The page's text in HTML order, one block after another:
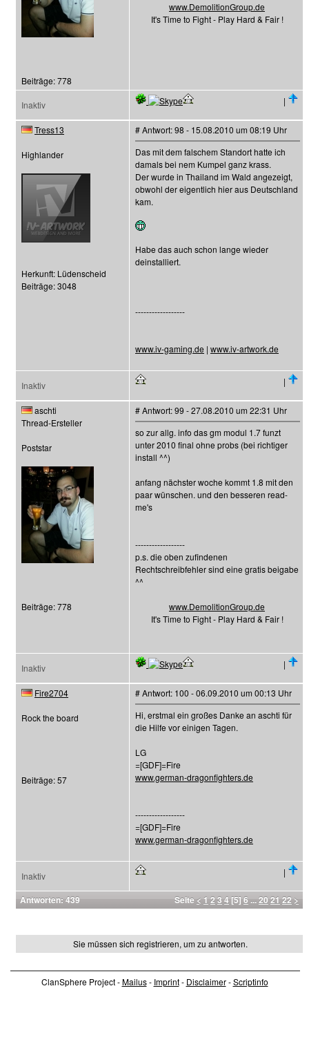
Beiträge: 778
www.DemolitionGroup.de
It's Time to Fight - Play Hard & Fair !
Inaktiv |
Tress13
Highlander
Herkunft: Lüdenscheid
Beiträge: 3048
# Antwort: 98 - 15.08.2010 um 08:19 Uhr
Das mit dem falschem Standort hatte ich
damals bei nem Kumpel ganz krass.
Der wurde in Thailand im Wald angezeigt,
obwohl der eigentlich hier aus Deutschland
kam.
Habe das auch schon lange wieder
deinstalliert.
------------------
www.iv-gaming.de | www.iv-artwork.de
Inaktiv |
aschti
Thread-Ersteller
Poststar
Beiträge: 778
# Antwort: 99 - 27.08.2010 um 22:31 Uhr
so zur allg. info das gm modul 1.7 funzt
unter 2010 final ohne probs (bei richtiger
install ^^)
anfang nächster woche kommt 1.8 mit den
paar wünschen. und den besseren read-
me's
------------------
p.s. die oben zufindenen
Rechtschreibfehler sind eine gratis beigabe
^^
www.DemolitionGroup.de
It's Time to Fight - Play Hard & Fair !
Inaktiv |
Fire2704
Rock the board
Beiträge: 57
# Antwort: 100 - 06.09.2010 um 00:13 Uhr
Hi, erstmal ein großes Danke an aschti für
die Hilfe vor einigen Tagen.
LG
=[GDF]=Fire
www.german-dragonfighters.de
------------------
=[GDF]=Fire
www.german-dragonfighters.de
Inaktiv |
Antworten: 439 Seite < 1 23 4 [5] 6 ...20 21 22 >
Sie müssen sich registrieren, um zu antworten.
ClanSphere Project -Mailus- Imprint- Disclaimer-Scriptinfo